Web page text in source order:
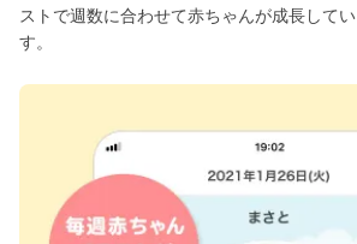
ストで週数に合わせて赤ちゃんが成長して
す。